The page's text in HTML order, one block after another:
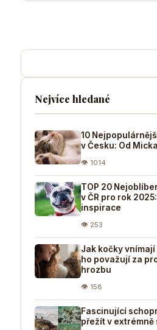
Nejvíce hledané
10
v Česku: Od
👁 1014
TOP 20
v ČR pro rok
inspirace
👁 253
Jak kočky
ho považují za
hrozbu
👁 158
Fascinující
přežít v